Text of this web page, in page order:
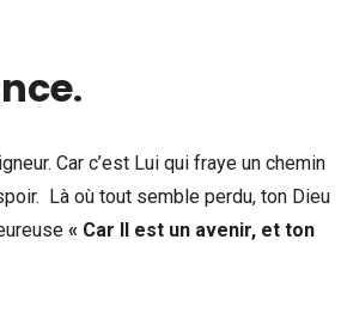
.
Car c’est Lui qui fraye un chemin
Là où tout semble perdu, ton Dieu
« Car Il est un avenir, et ton